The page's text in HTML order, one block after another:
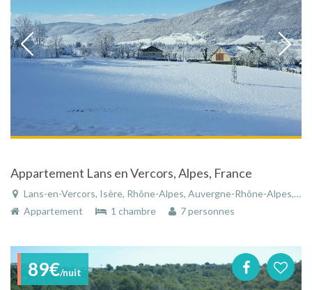
Appartement Lans en Vercors, Alpes, France
Lans-en-Vercors, Isère, Rhône-Alpes, Auvergne-Rhône-Alpes, France
Appartement
1 chambre 7 personnes
89€/nuit